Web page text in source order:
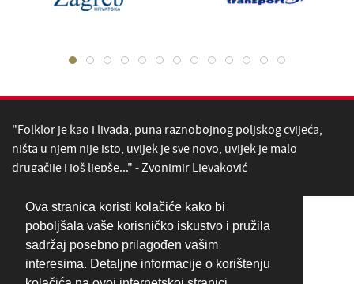
Ova stranica koristi kolačiće kako bi
poboljšala vaše korisničko iskustvo i pružila
sadržaj posebno prilagođen vašim
interesima. Detaljne informacije o korištenju
"Folklor je kao i livada, puna raznobojnog poljskog cvijeća,
ništa u njem nije isto, uvijek je sve novo, uvijek je malo
drugačije i još ljepše..." - Zvonimir Ljevaković